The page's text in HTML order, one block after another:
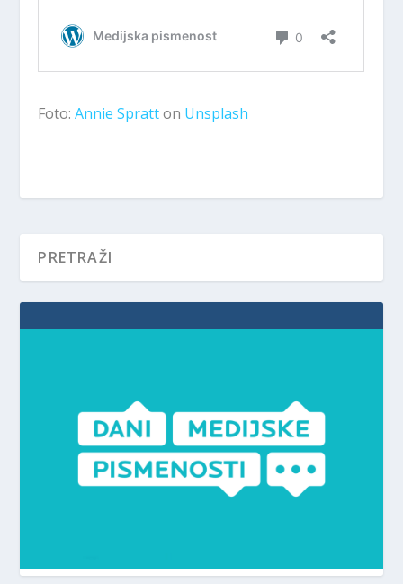
Foto:Annie Spratton Unsplash